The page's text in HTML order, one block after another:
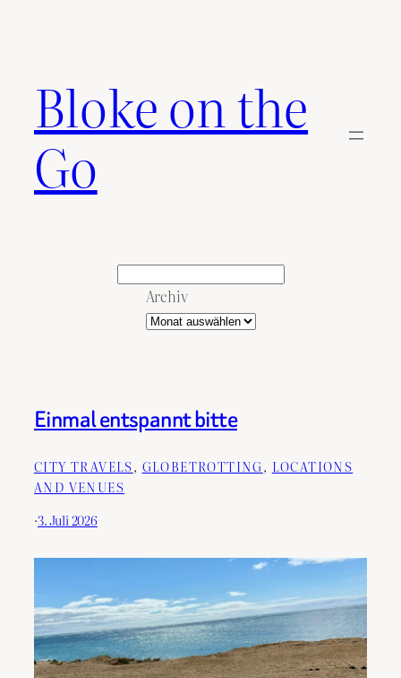
Bloke on the
Go
Archiv
Einmal entspannt bitte
CITY TRAVELS, GLOBETROTTING, LOCATIONS
AND VENUES
·3. Juli 2026